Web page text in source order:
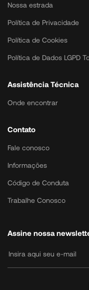
Nossa estrada
Política de Privacidade
Política de Cookies
Política de Dados LGPD
Assistência Técnica
Onde encontrar
Contato
Fale conosco
Informações
Código de Conduta
Trabalhe Conosco
Assine nossa